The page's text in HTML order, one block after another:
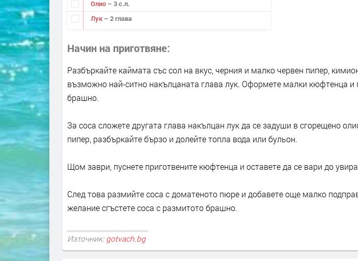
Олио – 3 с.л.
Лук – 2 глава
Начин на приготвяне
Разбъркайте каймата със сол на вкус, черния и малко червен пипер,
възможно най-ситно накълцаната глава лук. Оформете малки кюфтенца и
брашно.
За соса сложете другата глава накълцан лук да се задуши в сгорещено
пипер, разбъркайте бързо и долейте топла вода или бульон.
Щом заври, пуснете приготвените кюфтенца и оставете да се вари до
След това размийте соса с доматеното пюре и добавете още малко
желание сгъстете соса с размитото брашно.
Източник: gotvach.bg